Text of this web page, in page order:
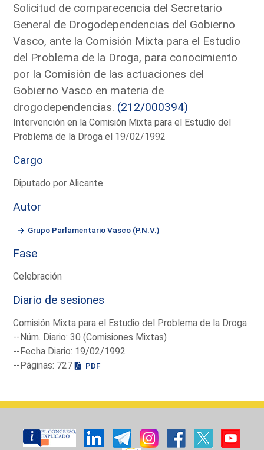
Solicitud de comparecencia del Secretario
General de Drogodependencias del Gobierno
Vasco, ante la Comisión Mixta para el Estudio
del Problema de la Droga, para conocimiento
por la Comisión de las actuaciones del
Gobierno Vasco en materia de
drogodependencias. (212/000394)
Intervención en la Comisión Mixta para el Estudio del
Problema de la Droga el 19/02/1992
Cargo
Diputado por Alicante
Autor
Grupo Parlamentario Vasco (P.N.V.)
Fase
Celebración
Diario de sesiones
Comisión Mixta para el Estudio del Problema de la Droga
--Núm. Diario: 30 (Comisiones Mixtas)
--Fecha Diario: 19/02/1992
--Páginas: 727
PDF